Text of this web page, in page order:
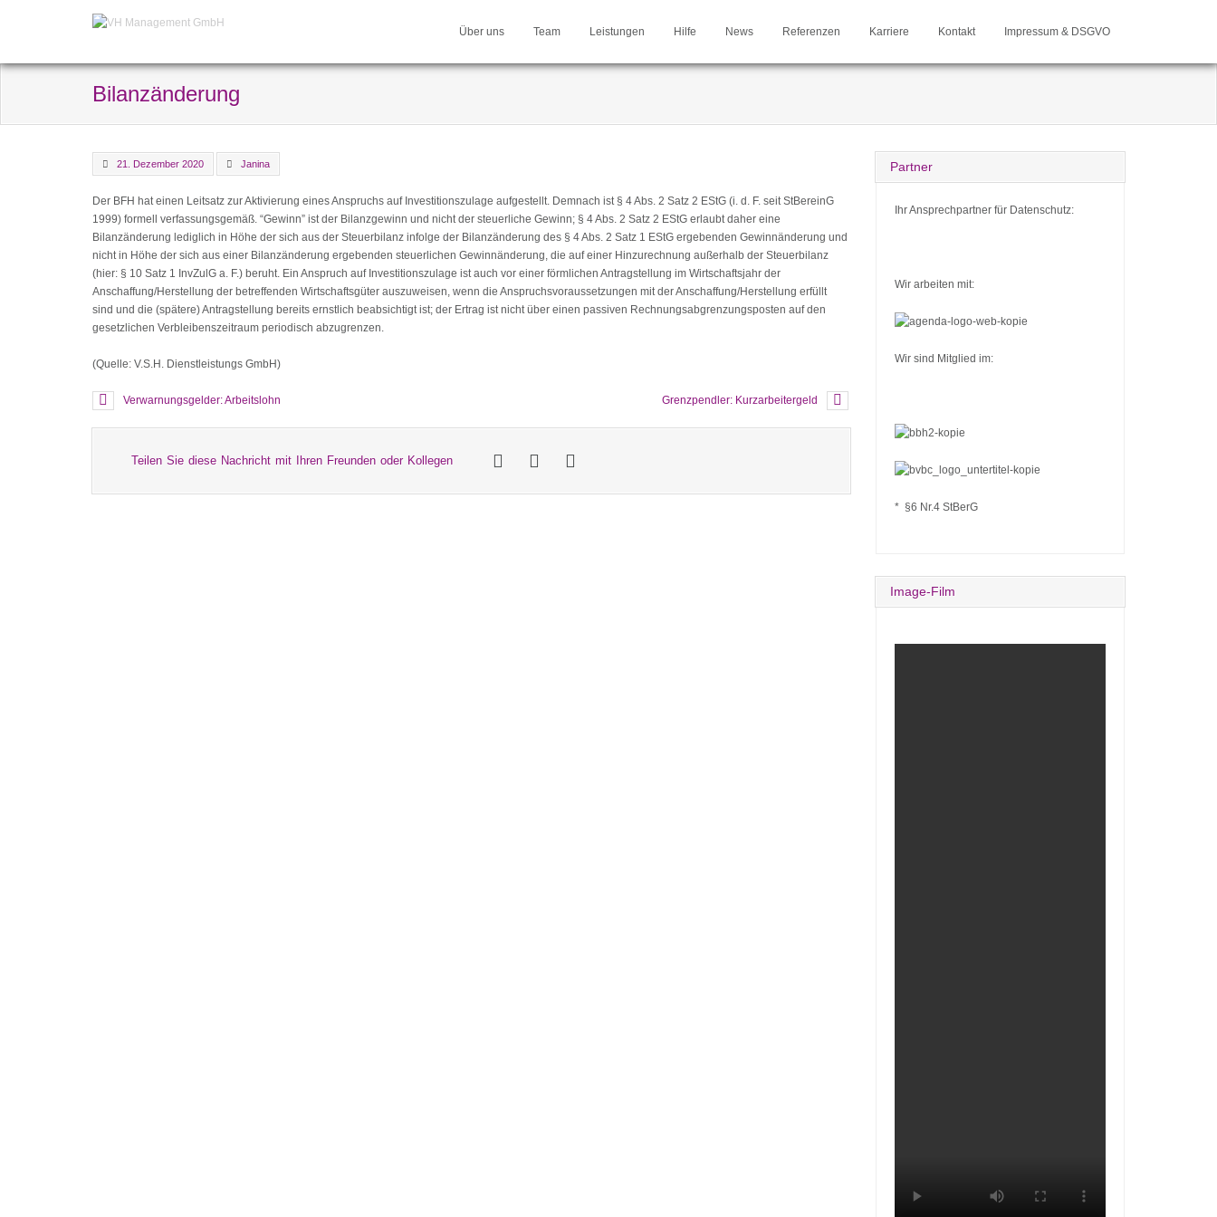
Über uns Team Leistungen Hilfe News Referenzen Karriere Kontakt Impressum & DSGVO
Bilanzänderung
21. Dezember 2020 Janina
Der BFH hat einen Leitsatz zur Aktivierung eines Anspruchs auf Investitionszulage aufgestellt. Demnach ist § 4 Abs. 2 Satz 2 EStG (i. d. F. seit StBereinG
1999) formell verfassungsgemäß. “Gewinn” ist der Bilanzgewinn und nicht der steuerliche Gewinn; § 4 Abs. 2 Satz 2 EStG erlaubt daher eine
Bilanzänderung lediglich in Höhe der sich aus der Steuerbilanz infolge der Bilanzänderung des § 4 Abs. 2 Satz 1 EStG ergebenden Gewinnänderung und
nicht in Höhe der sich aus einer Bilanzänderung ergebenden steuerlichen Gewinnänderung, die auf einer Hinzurechnung außerhalb der Steuerbilanz
(hier: § 10 Satz 1 InvZulG a. F.) beruht. Ein Anspruch auf Investitionszulage ist auch vor einer förmlichen Antragstellung im Wirtschaftsjahr der
Anschaffung/Herstellung der betreffenden Wirtschaftsgüter auszuweisen, wenn die Anspruchsvoraussetzungen mit der Anschaffung/Herstellung erfüllt
sind und die (spätere) Antragstellung bereits ernstlich beabsichtigt ist; der Ertrag ist nicht über einen passiven Rechnungsabgrenzungsposten auf den
gesetzlichen Verbleibenszeitraum periodisch abzugrenzen.
(Quelle: V.S.H. Dienstleistungs GmbH)
Verwarnungsgelder: Arbeitslohn Grenzpendler: Kurzarbeitergeld
Teilen Sie diese Nachricht mit Ihren Freunden oder Kollegen
Partner
Ihr Ansprechpartner für Datenschutz:
Wir arbeiten mit:
Wir sind Mitglied im:
* §6 Nr.4 StBerG
Image-Film